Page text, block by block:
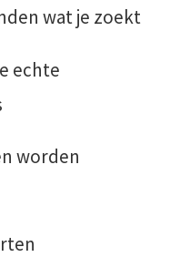
wat je zoekt
echte
worden